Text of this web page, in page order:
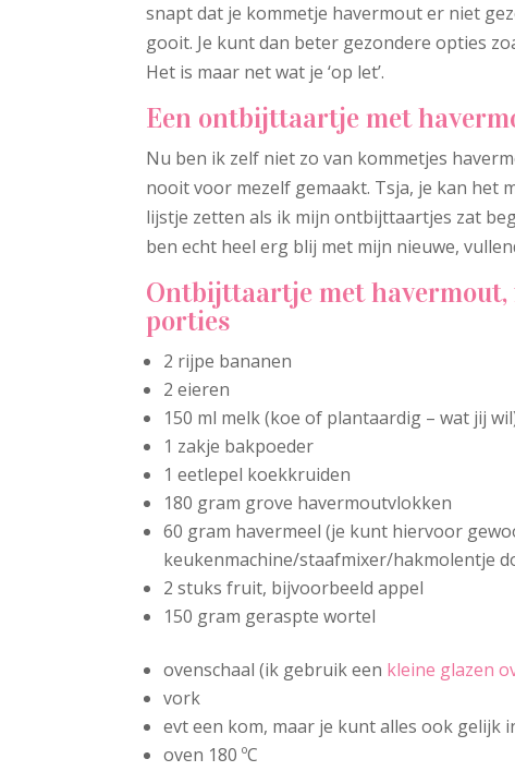
snapt dat je kommetje havermout er niet
gooit. Je kunt dan beter gezondere opties
Het is maar net wat je ‘op let’.
Een ontbijttaartje met
Nu ben ik zelf niet zo van kommetjes
nooit voor mezelf gemaakt. Tsja, je kan het
lijstje zetten als ik mijn ontbijttaartjes zat
ben echt heel erg blij met mijn nieuwe,
Ontbijttaartje met
porties
2 rijpe bananen
2 eieren
150 ml melk (koe of plantaardig – wat jij
1 zakje bakpoeder
1 eetlepel koekkruiden
180 gram grove havermoutvlokken
60 gram havermeel (je kunt hiervoor
keukenmachine/staafmixer/hakmolentje
2 stuks fruit, bijvoorbeeld appel
150 gram geraspte wortel
ovenschaal (ik gebruik een kleine glazen
vork
evt een kom, maar je kunt alles ook gelijk
oven 180 ºC